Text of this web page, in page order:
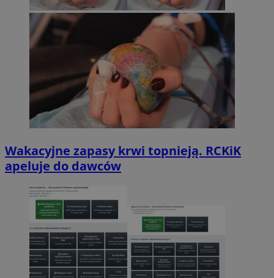
Wakacyjne zapasy krwi topnieją. RCKiK
apeluje do dawców